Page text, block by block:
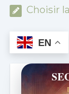
Choisir
EN